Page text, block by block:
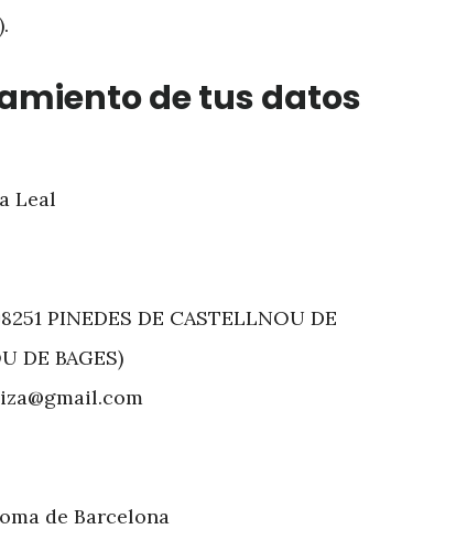
de tus datos
Leal
PINEDES DE CASTELLNOU DE
DE BAGES)
de Barcelona